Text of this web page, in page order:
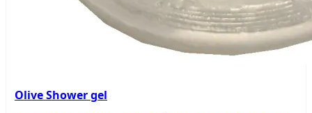
Olive Shower gel